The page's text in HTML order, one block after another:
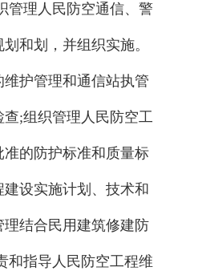
管理人民防空通信、警
和划，并组织实施。
护管理和通信站执管
;组织管理人民防空工
的防护标准和质量标
设实施计划、技术和
理结合民用建筑修建防
和指导人民防空工程维